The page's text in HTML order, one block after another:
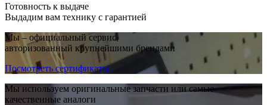
Готовность к выдаче
Выдадим вам технику с гарантией
Мы – официальный сервис,
авторизованный крупнейшими брендами
Посмотреть сертификаты
Мы используем оригинальные запчасти или самые
качественные аналоги